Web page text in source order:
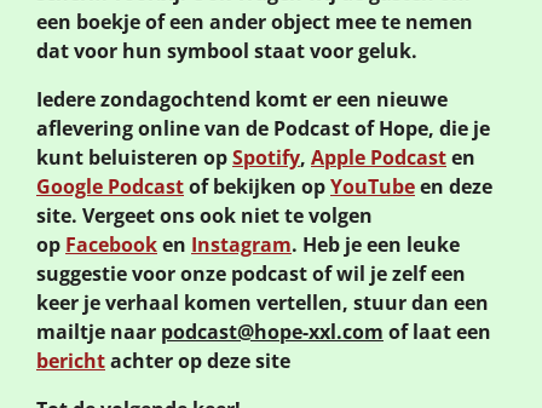
een boekje of een ander object mee te nemen
dat voor hun symbool staat voor geluk.
Iedere zondagochtend komt er een nieuwe
aflevering online van de Podcast of Hope, die je
kunt beluisteren opSpotify, Apple Podcasten
Google Podcastof bekijken opYouTubeen deze
site. Vergeet ons ook niet te volgen
op Facebooken Instagram. Heb je een leuke
suggestie voor onze podcast of wil je zelf een
keer je verhaal komen vertellen, stuur dan een
mailtje naar podcast@hope-xxl.com of laat een
berichtachter op deze site